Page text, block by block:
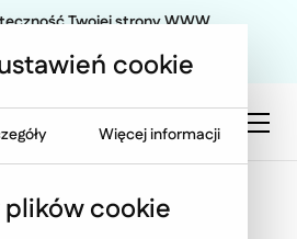
Twojej strony WWW
APC Postal Logistics
cookie
Więcej informacji
cookie